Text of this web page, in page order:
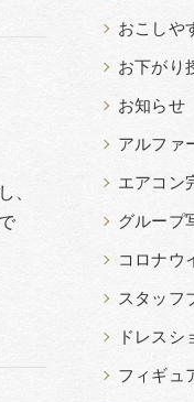
、
おこしや
お下がり
お知らせ
アルファ
エアコン
グループ
コロナウ
スタッフ
ドレスシ
フィギュ